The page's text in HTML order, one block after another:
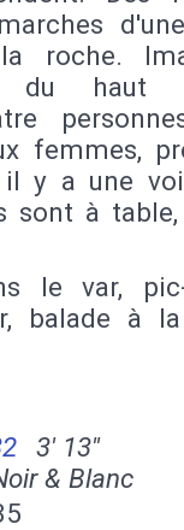
roche.
du
femmes,
il y a une
sont à
le var,
balade à la
3' 13''
& Blanc